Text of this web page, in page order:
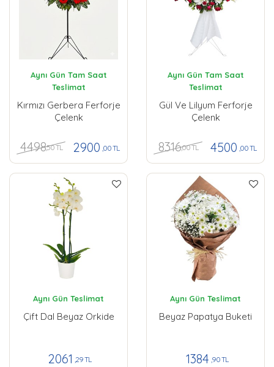
Aynı Gün Tam Saat
Teslimat
Kırmızı Gerbera Ferforje
Çelenk
4498,50 TL 2900 ,00 TL
Aynı Gün Tam Saat
Teslimat
Gül Ve Lilyum Ferforje
Çelenk
8316,00 TL 4500 ,00 TL
Aynı Gün Teslimat
Çift Dal Beyaz Orkide
2061 ,29 TL
Aynı Gün Teslimat
Beyaz Papatya Buketi
1384 ,90 TL